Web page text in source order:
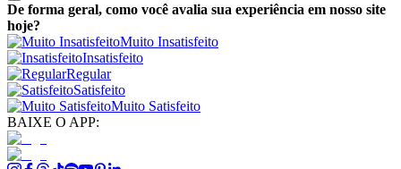
De forma geral, como você avalia sua experiência em nosso site
hoje?
Muito Insatisfeito
Insatisfeito
Regular
Satisfeito
Muito Satisfeito
BAIXE O APP: